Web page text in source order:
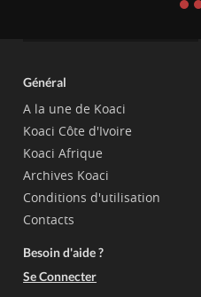
Général
A la une de Koaci
Koaci Côte d'Ivoire
Koaci Afrique
Archives Koaci
Conditions d'utilisation
Contacts
Besoin d'aide ?
Se Connecter